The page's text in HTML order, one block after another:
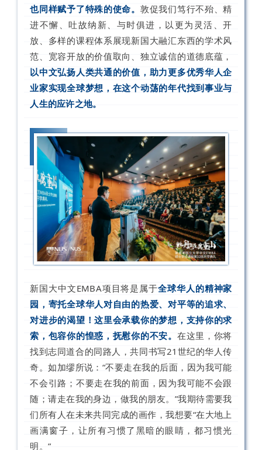
也同样赋予了特殊的使命。 敦促我们笃行不殆、精
进不懈、吐故纳新、与时俱进，以更为灵活、开
放、多样的课程体系展现新国大融汇东西的学术风
范、宽容开放的价值取向、独立诚信的道德底蕴，
以中文弘扬人类共通的价值，助力更多优秀华人企
业家实现全球梦想，在这个动荡的年代找到事业与
人生的应许之地。
新国大中文EMBA项目将是属于全球华人的精神家
园，寄托全球华人对自由的热爱、对平等的追求、
对进步的渴望！这里会承载你的梦想，支持你的求
索，包容你的惶惑，抚慰你的不安。 在这里，你将
找到志同道合的同路人，共同书写21世纪的华人传
奇。如加缪所说：“不要走在我的后面，因为我可能
不会引路；不要走在我的前面，因为我可能不会跟
随；请走在我的身边，做我的朋友。”我期待需要我
们所有人在未来共同完成的画作，我想要“在大地上
画满窗子，让所有习惯了黑暗的眼睛，都习惯光
明。”